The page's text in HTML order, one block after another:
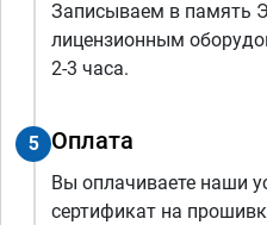
Записываем в память
лицензионным
2-3 часа.
5 Оплата
Вы оплачиваете наши
сертификат на